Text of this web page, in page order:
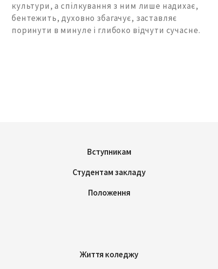
культури, а спілкування з ним лише надихає,
бентежить, духовно збагачує, заставляє
поринути в минуле і глибоко відчути сучасне.
Вступникам
Студентам закладу
Положення
Життя коледжу